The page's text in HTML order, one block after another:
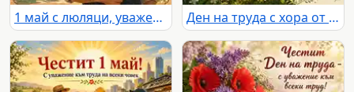
1 май с люляци, уважение към труда и заслужена гордост Ден на труда с хора от различни професии, изгрев и послание за уважение към труда